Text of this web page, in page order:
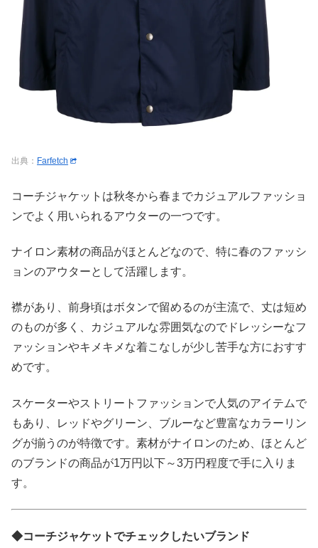
出典： Farfetch
コーチジャケットは秋冬から春までカジュアルファッショ
ンでよく用いられるアウターの一つです。
ナイロン素材の商品がほとんどなので、特に春のファッシ
ョンのアウターとして活躍します。
襟があり、前身頃はボタンで留めるのが主流で、丈は短め
のものが多く、カジュアルな雰囲気なのでドレッシーなフ
ァッションやキメキメな着こなしが少し苦手な方におすす
めです。
スケーターやストリートファッションで人気のアイテムで
もあり、レッドやグリーン、ブルーなど豊富なカラーリン
グが揃うのが特徴です。素材がナイロンのため、ほとんど
のブランドの商品が1万円以下～3万円程度で手に入りま
す。
◆コーチジャケットでチェックしたいブランド